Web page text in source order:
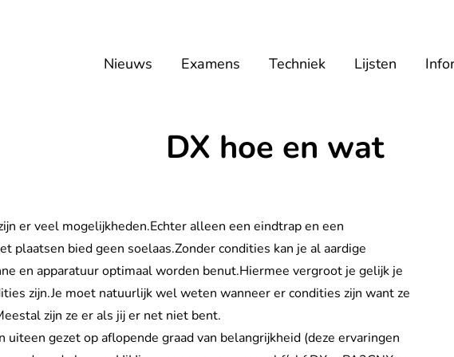
Nieuws Examens Techniek Lijsten
DX hoe en wat
er veel mogelijkheden.Echter alleen een eindtrap en een
plaatsen bied geen soelaas.Zonder condities kan je al aardige
en apparatuur optimaal worden benut.Hiermee vergroot je gelijk je
zijn.Je moet natuurlijk wel weten wanneer er condities zijn want ze
zijn ze er als jij er net niet bent.
uiteen gezet op aflopende graad van belangrijkheid (deze ervaringen